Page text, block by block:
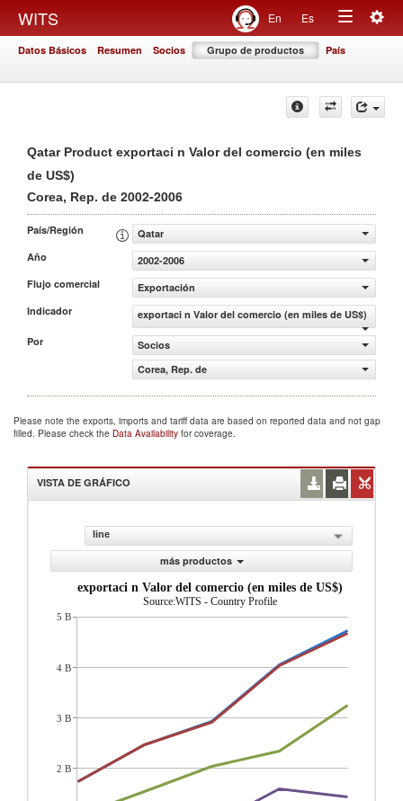
WITS En Es
Toggle
Datos Básicos Resumen Socios Grupo de productos País
Qatar Product exportaci n Valor del comercio (en miles
de US$)
Corea, Rep. de 2002-2006
País/Región
Qatar
Año
2002-2006
Flujo comercial
Exportación
Indicador
exportaci n Valor del comercio (en miles de US$)
Por
Socios
Corea, Rep. de
Please note the exports, imports and tariff data are based on reported data and not gap
filled. Please check the Data Availability for coverage.
VISTA DE GRÁFICO
line
más productos
exportaci n Valor del comercio (en miles de US$)
Source:WITS - Country Profile
5 B
4 B
3 B
2 B